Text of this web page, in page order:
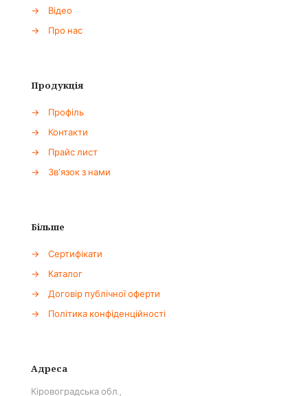
→
Відео
→
Про нас
Продукція
→
Профіль
→
Контакти
→
Прайс лист
→
Зв'язок з нами
Більше
→
Сертифікати
→
Каталог
→
Договір публічної оферти
→
Політика конфіденційності
Адреса
Кіровоградська обл.,